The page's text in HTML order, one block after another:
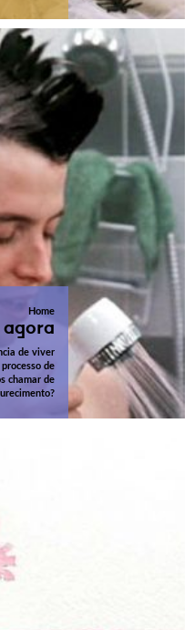
Home
de viver
de
chamar de